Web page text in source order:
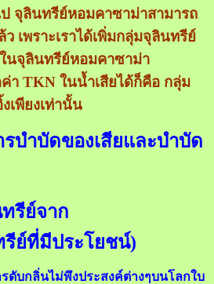
ป จุลินทรีย์หอมคาซาม่าสามารถ
เพราะเราได้เพิ่มกลุ่มจุลินทรีย์
นจุลินทรีย์หอมคาซาม่า
า TKN ในน้ำเสียได้ก็คือ กลุ่ม
เพียงเท่านั้น
บำบัดของเสียและบำบัด
รีย์จาก
ย์ที่มีประโยชน์)
ดับกลิ่นไม่พึงประสงค์ต่างๆบนโลกใบ